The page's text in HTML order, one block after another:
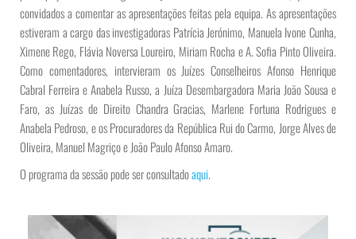
convidados a comentar as apresentações feitas pela equipa. As apresentações
estiveram a cargo das investigadoras Patrícia Jerónimo, Manuela Ivone Cunha,
Ximene Rego, Flávia Noversa Loureiro, Miriam Rocha e A. Sofia Pinto Oliveira.
Como comentadores, intervieram os Juízes Conselheiros Afonso Henrique
Cabral Ferreira e Anabela Russo, a Juíza Desembargadora Maria João Sousa e
Faro, as Juízas de Direito Chandra Gracias, Marlene Fortuna Rodrigues e
Anabela Pedroso, e os Procuradores da República Rui do Carmo, Jorge Alves de
Oliveira, Manuel Magriço e João Paulo Afonso Amaro.
O programa da sessão pode ser consultadoaqui.